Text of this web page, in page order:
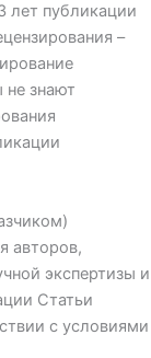
лет публикации
–
не знают
авторов,
экспертизы и
Статьи
с условиями